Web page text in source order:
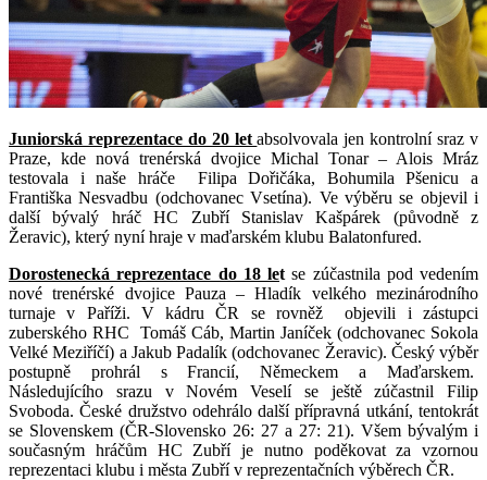
Juniorská reprezentace do 20 letabsolvovala jen kontrolní sraz v
Praze, kde nová trenérská dvojice Michal Tonar – Alois Mráz
testovala i naše hráče Filipa Dořičáka, Bohumila Pšenicu a
Františka Nesvadbu (odchovanec Vsetína). Ve výběru se objevil i
další bývalý hráč HC Zubří Stanislav Kašpárek (původně z
Žeravic), který nyní hraje v maďarském klubu Balatonfured.
Dorostenecká reprezentace do 18 let se zúčastnila pod vedením
nové trenérské dvojice Pauza – Hladík velkého mezinárodního
turnaje v Paříži. V kádru ČR se rovněž objevili i zástupci
zuberského RHC Tomáš Cáb, Martin Janíček (odchovanec Sokola
Velké Meziříčí) a Jakub Padalík (odchovanec Žeravic). Český výběr
postupně prohrál s Francií, Německem a Maďarskem.
Následujícího srazu v Novém Veselí se ještě zúčastnil Filip
Svoboda. České družstvo odehrálo další přípravná utkání, tentokrát
se Slovenskem (ČR-Slovensko 26: 27 a 27: 21). Všem bývalým i
současným hráčům HC Zubří je nutno poděkovat za vzornou
reprezentaci klubu i města Zubří v reprezentačních výběrech ČR.